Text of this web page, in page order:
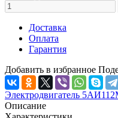
Доставка
Оплата
Гарантия
Добавить в избранное
Электродвигатель
Описание